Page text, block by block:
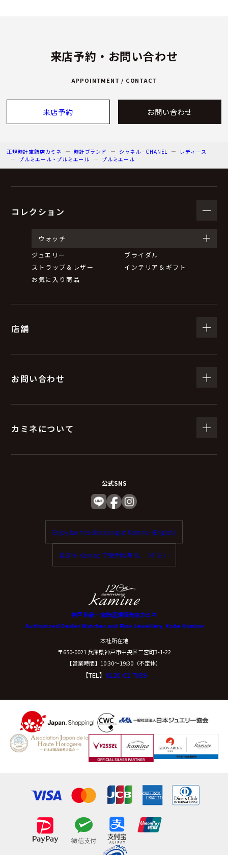
来店予約・お問い合わせ
APPOINTMENT / CONTACT
来店予約 お問い合わせ
正規時計宝飾店カミネ 時計ブランド シャネル - CHANEL
レディース
プルミエール - プルミエール
プルミエール
コレクション
ウォッチ
ジュエリー
ブライダル
ストラップ＆レザー
インテリア＆ギフト
お気に入り商品
店舗
お問い合わせ
カミネについて
公式SNS
Enjoy tax-free shopping at Kamine. (English)
歡迎在 Kamine 享受免稅購物。（中文）
神戸 時計・宝飾正規販売店カミネ
Authorized Dealer Watches and Fine Jewellery, Kobe Kamine
本社所在地
〒650-0021 兵庫県神戸市中央区三宮町3-1-22
【営業時間】10:30〜19:30（不定休）
【TEL】 0120-02-7039